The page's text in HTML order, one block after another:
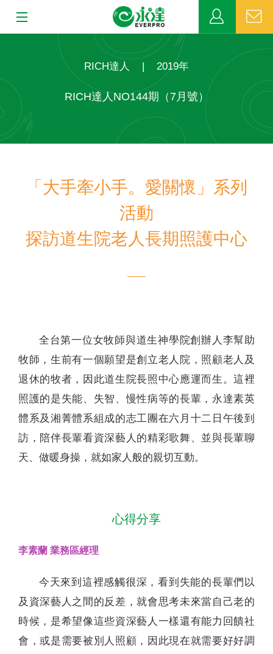
MDRT
公益活動
RICH達人 | 2019年
RICH達人NO144期（7月號）
「大手牽小手。愛關懷」系列
活動
探訪道生院老人長期照護中心
全台第一位女牧師與道生神學院創辦人李幫助
牧師，生前有一個願望是創立老人院，照顧老人及
退休的牧者，因此道生院長照中心應運而生。這裡
照護的是失能、失智、慢性病等的長輩，永達素英
體系及湘菁體系組成的志工團在六月十二日午後到
訪，陪伴長輩看資深藝人的精彩歌舞、並與長輩聊
天、做暖身操，就如家人般的親切互動。
心得分享
李素蘭 業務區經理
今天來到這裡感觸很深，看到失能的長輩們以
及資深藝人之間的反差，就會思考未來當自己老的
時候，是希望像這些資深藝人一樣還有能力回饋社
會，或是需要被別人照顧，因此現在就需要好好調